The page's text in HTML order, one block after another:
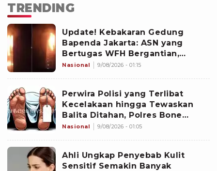
TRENDING
Update! Kebakaran Gedung
Bapenda Jakarta: ASN yang
Bertugas WFH Bergantian,
Pramono Pastikan Layanan Tetap
Nasional 9/08/2026 - 01:15
Perwira Polisi yang Terlibat
Kecelakaan hingga Tewaskan
Balita Ditahan, Polres Bone
Dalami Dugaan Rem Blong
Nasional 9/08/2026 - 01:05
Ahli Ungkap Penyebab Kulit
Sensitif Semakin Banyak